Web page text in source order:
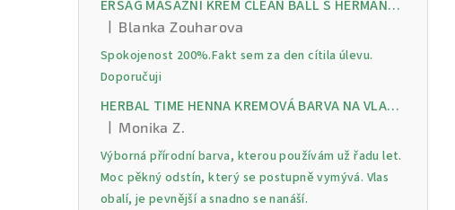
ERSAG MASÁŽNÍ KRÉM CLEAN BALL S HERMANKEM A MENTOLEM pro úlevu od bolesti, otoků a napětí ve svalech
Hodnocení produktu je 5 z 5 hvězdiček.
Blanka Zouharova
Spokojenost 200%.Fakt sem za den cítila úlevu.
Doporučuji
HERBAL TIME HENNA KREMOVÁ BARVA NA VLASY 9 Lilek 75 ml
Hodnocení produktu je 5 z 5 hvězdiček.
Monika Z.
Výborná přírodní barva, kterou používám už řadu let.
Moc pěkný odstín, který se postupně vymývá. Vlas
obalí, je pevnější a snadno se nanáší.